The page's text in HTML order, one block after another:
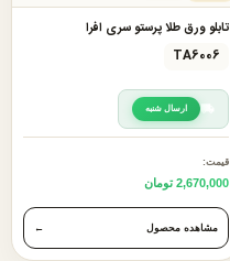
تابلو ورق طلا پرستو سری افرا
TA6006
ارسال شنبه
قیمت:
2,670,000 تومان
مشاهده محصول ←